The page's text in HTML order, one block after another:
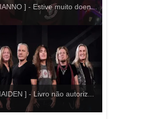
] - Estive muito doen...
] - Livro não autoriz...